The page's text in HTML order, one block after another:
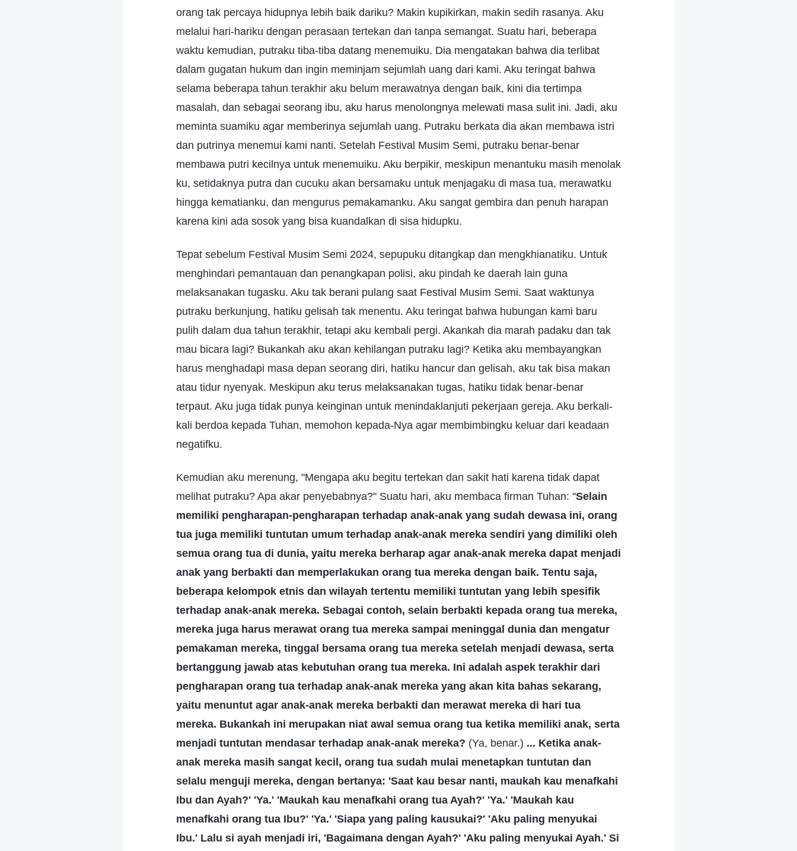
orang tak percaya hidupnya lebih baik dariku? Makin kupikirkan, makin sedih rasanya. Aku
melalui hari-hariku dengan perasaan tertekan dan tanpa semangat. Suatu hari, beberapa
waktu kemudian, putraku tiba-tiba datang menemuiku. Dia mengatakan bahwa dia terlibat
dalam gugatan hukum dan ingin meminjam sejumlah uang dari kami. Aku teringat bahwa
selama beberapa tahun terakhir aku belum merawatnya dengan baik, kini dia tertimpa
masalah, dan sebagai seorang ibu, aku harus menolongnya melewati masa sulit ini. Jadi, aku
meminta suamiku agar memberinya sejumlah uang. Putraku berkata dia akan membawa istri
dan putrinya menemui kami nanti. Setelah Festival Musim Semi, putraku benar-benar
membawa putri kecilnya untuk menemuiku. Aku berpikir, meskipun menantuku masih menolak
ku, setidaknya putra dan cucuku akan bersamaku untuk menjagaku di masa tua, merawatku
hingga kematianku, dan mengurus pemakamanku. Aku sangat gembira dan penuh harapan
karena kini ada sosok yang bisa kuandalkan di sisa hidupku.
Tepat sebelum Festival Musim Semi 2024, sepupuku ditangkap dan mengkhianatiku. Untuk
menghindari pemantauan dan penangkapan polisi, aku pindah ke daerah lain guna
melaksanakan tugasku. Aku tak berani pulang saat Festival Musim Semi. Saat waktunya
putraku berkunjung, hatiku gelisah tak menentu. Aku teringat bahwa hubungan kami baru
pulih dalam dua tahun terakhir, tetapi aku kembali pergi. Akankah dia marah padaku dan tak
mau bicara lagi? Bukankah aku akan kehilangan putraku lagi? Ketika aku membayangkan
harus menghadapi masa depan seorang diri, hatiku hancur dan gelisah, aku tak bisa makan
atau tidur nyenyak. Meskipun aku terus melaksanakan tugas, hatiku tidak benar-benar
terpaut. Aku juga tidak punya keinginan untuk menindaklanjuti pekerjaan gereja. Aku berkali-
kali berdoa kepada Tuhan, memohon kepada-Nya agar membimbingku keluar dari keadaan
negatifku.
Kemudian aku merenung, "Mengapa aku begitu tertekan dan sakit hati karena tidak dapat
melihat putraku? Apa akar penyebabnya?" Suatu hari, aku membaca firman Tuhan: "Selain
memiliki pengharapan-pengharapan terhadap anak-anak yang sudah dewasa ini, orang
tua juga memiliki tuntutan umum terhadap anak-anak mereka sendiri yang dimiliki oleh
semua orang tua di dunia, yaitu mereka berharap agar anak-anak mereka dapat menjadi
anak yang berbakti dan memperlakukan orang tua mereka dengan baik. Tentu saja,
beberapa kelompok etnis dan wilayah tertentu memiliki tuntutan yang lebih spesifik
terhadap anak-anak mereka. Sebagai contoh, selain berbakti kepada orang tua mereka,
mereka juga harus merawat orang tua mereka sampai meninggal dunia dan mengatur
pemakaman mereka, tinggal bersama orang tua mereka setelah menjadi dewasa, serta
bertanggung jawab atas kebutuhan orang tua mereka. Ini adalah aspek terakhir dari
pengharapan orang tua terhadap anak-anak mereka yang akan kita bahas sekarang,
yaitu menuntut agar anak-anak mereka berbakti dan merawat mereka di hari tua
mereka. Bukankah ini merupakan niat awal semua orang tua ketika memiliki anak, serta
menjadi tuntutan mendasar terhadap anak-anak mereka? (Ya, benar.) ... Ketika anak-
anak mereka masih sangat kecil, orang tua sudah mulai menetapkan tuntutan dan
selalu menguji mereka, dengan bertanya: 'Saat kau besar nanti, maukah kau menafkahi
Ibu dan Ayah?' 'Ya.' 'Maukah kau menafkahi orang tua Ayah?' 'Ya.' 'Maukah kau
menafkahi orang tua Ibu?' 'Ya.' 'Siapa yang paling kausukai?' 'Aku paling menyukai
Ibu.' Lalu si ayah menjadi iri, 'Bagaimana dengan Ayah?' 'Aku paling menyukai Ayah.' Si